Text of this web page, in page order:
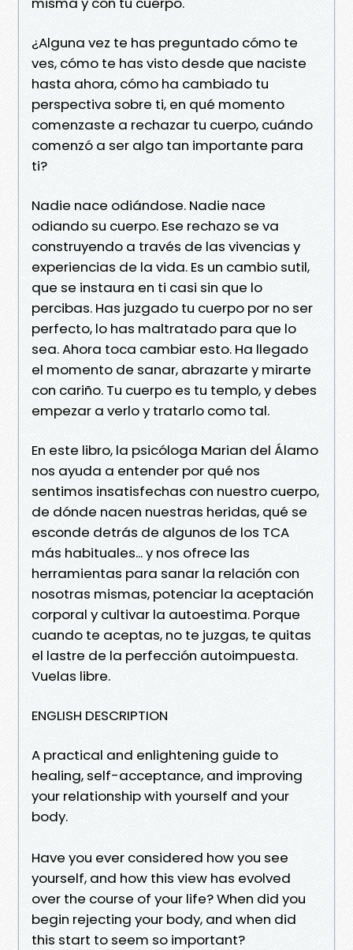
¿Alguna vez te has preguntado cómo te
ves, cómo te has visto desde que naciste
hasta ahora, cómo ha cambiado tu
perspectiva sobre ti, en qué momento
comenzaste a rechazar tu cuerpo, cuándo
comenzó a ser algo tan importante para
ti?
Nadie nace odiándose. Nadie nace
odiando su cuerpo. Ese rechazo se va
construyendo a través de las vivencias y
experiencias de la vida. Es un cambio sutil,
que se instaura en ti casi sin que lo
percibas. Has juzgado tu cuerpo por no ser
perfecto, lo has maltratado para que lo
sea. Ahora toca cambiar esto. Ha llegado
el momento de sanar, abrazarte y mirarte
con cariño. Tu cuerpo es tu templo, y debes
empezar a verlo y tratarlo como tal.
En este libro, la psicóloga Marian del Álamo
nos ayuda a entender por qué nos
sentimos insatisfechas con nuestro cuerpo,
de dónde nacen nuestras heridas, qué se
esconde detrás de algunos de los TCA
más habituales... y nos ofrece las
herramientas para sanar la relación con
nosotras mismas, potenciar la aceptación
corporal y cultivar la autoestima. Porque
cuando te aceptas, no te juzgas, te quitas
el lastre de la perfección autoimpuesta.
Vuelas libre.
ENGLISH DESCRIPTION
A practical and enlightening guide to
healing, self-acceptance, and improving
your relationship with yourself and your
body.
Have you ever considered how you see
yourself, and how this view has evolved
over the course of your life? When did you
begin rejecting your body, and when did
this start to seem so important?